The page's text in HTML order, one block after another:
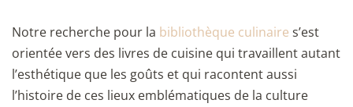
Notre recherche pour la bibliothèque culinaire s’est
orientée vers des livres de cuisine qui travaillent autant
l’esthétique que les goûts et qui racontent aussi
l’histoire de ces lieux emblématiques de la culture